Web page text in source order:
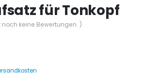
für Tonkopf
noch keine Bewertungen. )